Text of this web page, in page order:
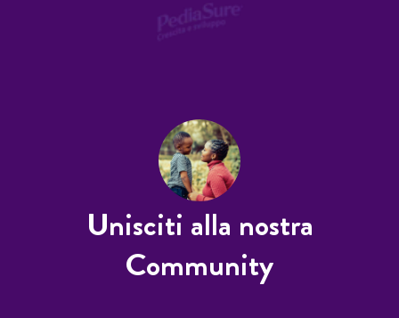
Unisciti alla nostra
Community